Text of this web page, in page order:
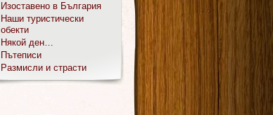
Изоставено в България
Наши туристически
обекти
Някой ден…
Пътеписи
Размисли и страсти